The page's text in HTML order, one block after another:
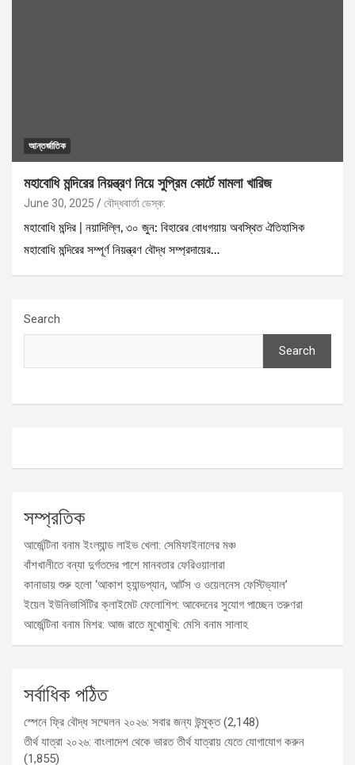
আন্তর্জাতিক
মহাবোধি মন্দিরের নিয়ন্ত্রণ নিয়ে সুপ্রিম কোর্টে মামলা খারিজ
June 30, 2025 বৌদ্ধবার্তা ডেস্ক:
মহাবোধি মন্দির | নয়াদিল্লি, ৩০ জুন: বিহারের বোধগয়ায় অবস্থিত ঐতিহাসিক
মহাবোধি মন্দিরের সম্পূর্ণ নিয়ন্ত্রণ বৌদ্ধ সম্প্রদায়ের…
Search
Search
সম্প্রতিক
আর্জেন্টিনা বনাম ইংল্যান্ড লাইভ খেলা: সেমিফাইনালের মঞ্চ
বাঁশখালীতে বন্যা দুর্গতদের পাশে মানবতার ফেরিওয়ালারা
কানাডায় শুরু হলো ‘আকাশ হ্যান্ডপ্যান, আর্টস ও ওয়েলনেস ফেস্টিভ্যাল’
ইয়েল ইউনিভার্সিটির ক্লাইমেট ফেলোশিপ: আবেদনের সুযোগ পাচ্ছেন তরুণরা
আর্জেন্টিনা বনাম মিশর: আজ রাতে মুখোমুখি: মেসি বনাম সালাহ
সর্বাধিক পঠিত
স্পেনে ফ্রি বৌদ্ধ সম্মেলন ২০২৬: সবার জন্য উন্মুক্ত (2,148)
তীর্থ যাত্রা ২০২৬: বাংলাদেশ থেকে ভারত তীর্থ যাত্রায় যেতে যোগাযোগ করুন
(1,855)